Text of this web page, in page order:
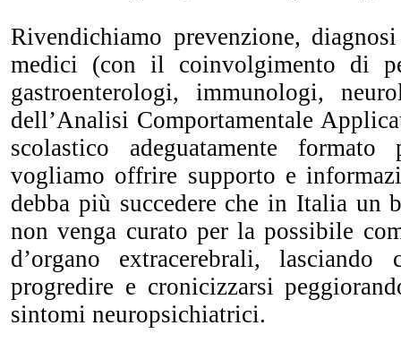
Rivendichiamo prevenzione,
medici (con il coinvolgimento di
gastroenterologi, immunologi,
dell’Analisi Comportamentale
scolastico adeguatamente formato
vogliamo offrire supporto e
debba più succedere che in Italia un
non venga curato per la possibile
d’organo extracerebrali, lasciando
progredire e cronicizzarsi
sintomi neuropsichiatrici.